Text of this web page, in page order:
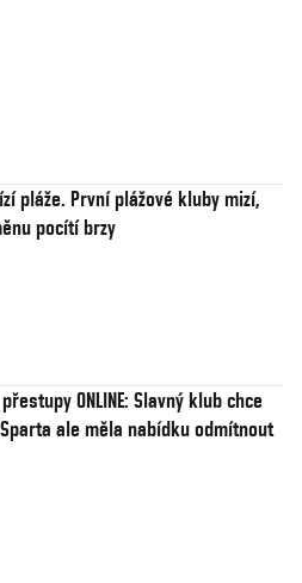
pláže. První plážové kluby mizí,
pocítí brzy
ONLINE: Slavný klub chce
ale měla nabídku odmítnout